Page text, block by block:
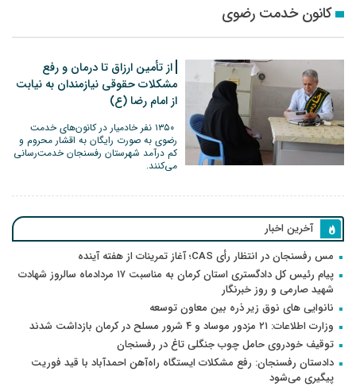
کانون خدمت رضوی
از تأمین ارزاق تا درمان و رفع
مشکلات حقوقی نیازمندان به نیابت
از امام رضا (ع)
١٣۵٠ نفر خادمیار در کانون‌های خدمت
رضوی به صورت رایگان به اقشار محروم و
کم درآمد شهرستان رفسنجان خدمت‌رسانی
می‌کنند.
آخرین اخبار
مس رفسنجان در انتظار رأی CAS؛ آغاز تمرینات از هفته آینده
پیام رئیس کل دادگستری استان کرمان به مناسبت ۱۷ مردادماه سالروز شهادت
شهید صارمی و روز خبرنگار
نانوایی های نوق زیر ذره بین معاون توسعه
وزارت اطلاعات: ۲۱ مزدور موساد و ۴ شرور مسلح در کرمان بازداشت شدند
توقیف خودروی حامل چوب جنگلی تاغ در رفسنجان
دادستان رفسنجان: رفع مشکلات ایستگاه راه‌آهن احمدآباد با قید فوریت
پیگیری می‌شود